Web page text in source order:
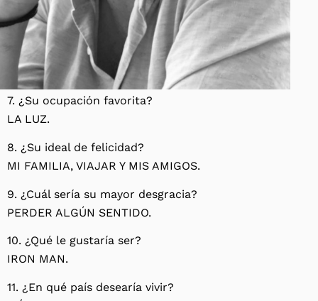
7. ¿Su ocupación favorita?
LA LUZ.
8. ¿Su ideal de felicidad?
MI FAMILIA, VIAJAR Y MIS AMIGOS.
9. ¿Cuál sería su mayor desgracia?
PERDER ALGÚN SENTIDO.
10. ¿Qué le gustaría ser?
IRON MAN.
11. ¿En qué país desearía vivir?